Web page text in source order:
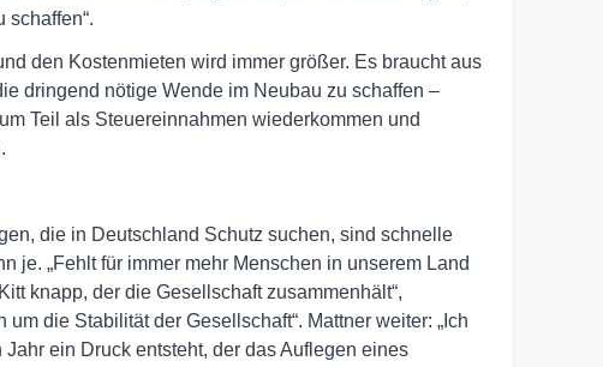
schaffen“.
den Kostenmieten wird immer größer. Es braucht aus
dringend nötige Wende im Neubau zu schaffen –
Teil als Steuereinnahmen wiederkommen und
die in Deutschland Schutz suchen, sind schnelle
je. „Fehlt für immer mehr Menschen in unserem Land
knapp, der die Gesellschaft zusammenhält“,
die Stabilität der Gesellschaft“. Mattner weiter: „Ich
ein Druck entsteht, der das Auflegen eines